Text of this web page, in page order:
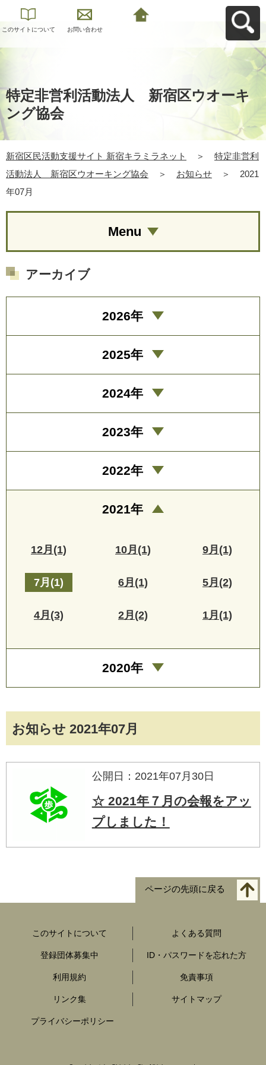
このサイトについて お問い合わせ
特定非営利活動法人 新宿区ウオーキ
ング協会
新宿区民活動支援サイト 新宿キラミラネット ＞
特定非営利
活動法人 新宿区ウオーキング協会
＞ お知らせ ＞
2021
年07月
お知らせ 2021年07月
公開日：2021年07月30日
☆ 2021年７月の会報をアッ
プしました！
Menu
アーカイブ
2026年
2025年
2024年
2023年
2022年
2021年
12月(1) 10月(1) 9月(1)
7月(1) 6月(1) 5月(2)
4月(3) 2月(2) 1月(1)
2020年
ページの先頭に戻る
このサイトについて よくある質問
登録団体募集中 ID・パスワードを忘れた方
利用規約 免責事項
リンク集 サイトマップ
プライバシーポリシー